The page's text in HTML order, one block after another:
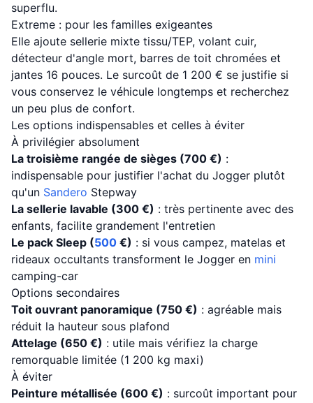
superflu.
Extreme : pour les familles exigeantes
Elle ajoute sellerie mixte tissu/TEP, volant cuir,
détecteur d'angle mort, barres de toit chromées et
jantes 16 pouces. Le surcoût de 1 200 € se justifie si
vous conservez le véhicule longtemps et recherchez
un peu plus de confort.
Les options indispensables et celles à éviter
À privilégier absolument
La troisième rangée de sièges (700 €) :
indispensable pour justifier l'achat du Jogger plutôt
qu'un Sandero Stepway
La sellerie lavable (300 €) : très pertinente avec des
enfants, facilite grandement l'entretien
Le pack Sleep (500 €) : si vous campez, matelas et
rideaux occultants transforment le Jogger en mini
camping-car
Options secondaires
Toit ouvrant panoramique (750 €) : agréable mais
réduit la hauteur sous plafond
Attelage (650 €) : utile mais vérifiez la charge
remorquable limitée (1 200 kg maxi)
À éviter
Peinture métallisée (600 €) : surcoût important pour